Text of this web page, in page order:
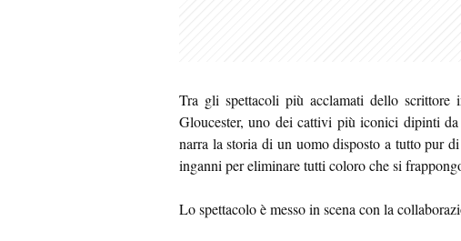
Tra gli spettacoli più acclamati dello
Gloucester, uno dei cattivi più iconici dipinti
narra la storia di un uomo disposto a tutto pur
inganni per eliminare tutti coloro che si
Lo spettacolo è messo in scena con la